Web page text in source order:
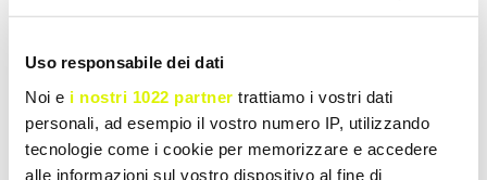
Uso responsabile dei dati
Noi e i nostri 1022 partner trattiamo i vostri dati
personali, ad esempio il vostro numero IP, utilizzando
tecnologie come i cookie per memorizzare e accedere
alle informazioni sul vostro dispositivo al fine di
Modalità d'uso
Indossare la polsiera stringendo bene il velcro attorno
al polso.
Passare la fettuccia sotto il bilanciere e poi